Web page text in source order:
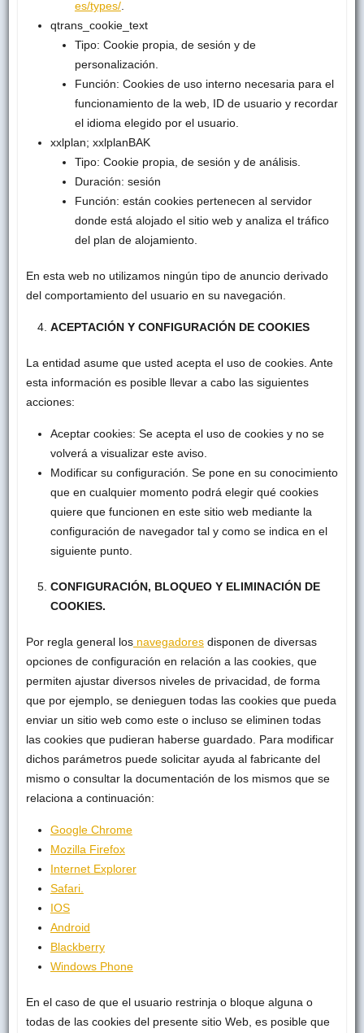
es/types/.
qtrans_cookie_text
Tipo: Cookie propia, de sesión y de
personalización.
Función: Cookies de uso interno necesaria para el
funcionamiento de la web, ID de usuario y recordar
el idioma elegido por el usuario.
xxlplan; xxlplanBAK
Tipo: Cookie propia, de sesión y de análisis.
Duración: sesión
Función: están cookies pertenecen al servidor
donde está alojado el sitio web y analiza el tráfico
del plan de alojamiento.
En esta web no utilizamos ningún tipo de anuncio derivado
del comportamiento del usuario en su navegación.
ACEPTACIÓN Y CONFIGURACIÓN DE COOKIES
La entidad asume que usted acepta el uso de cookies. Ante
esta información es posible llevar a cabo las siguientes
acciones:
Aceptar cookies: Se acepta el uso de cookies y no se
volverá a visualizar este aviso.
Modificar su configuración. Se pone en su conocimiento
que en cualquier momento podrá elegir qué cookies
quiere que funcionen en este sitio web mediante la
configuración de navegador tal y como se indica en el
siguiente punto.
CONFIGURACIÓN, BLOQUEO Y ELIMINACIÓN DE
COOKIES.
Por regla general losnavegadoresdisponen de diversas
opciones de configuración en relación a las cookies, que
permiten ajustar diversos niveles de privacidad, de forma
que por ejemplo, se denieguen todas las cookies que pueda
enviar un sitio web como este o incluso se eliminen todas
las cookies que pudieran haberse guardado. Para modificar
dichos parámetros puede solicitar ayuda al fabricante del
mismo o consultar la documentación de los mismos que se
relaciona a continuación:
Google Chrome
Mozilla Firefox
Internet Explorer
Safari.
IOS
Android
Blackberry
Windows Phone
En el caso de que el usuario restrinja o bloque alguna o
todas de las cookies del presente sitio Web, es posible que